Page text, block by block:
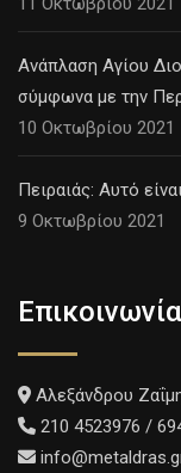
Ανάπλαση Αγίου
σύμφωνα με την
10 Οκτωβρίου 2021
Πειραιάς: Αυτό
9 Οκτωβρίου 2021
Επικοινωνία
Αλεξάνδρου
210 4523976 /